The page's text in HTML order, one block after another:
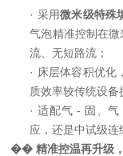
· 采用微米级特殊
气泡精准控制在
流、无短路流；
· 床层体容积优化
质效率较传统设备
·适配气 - 固、气
应，还是中试级连
�� 精准控温再升级